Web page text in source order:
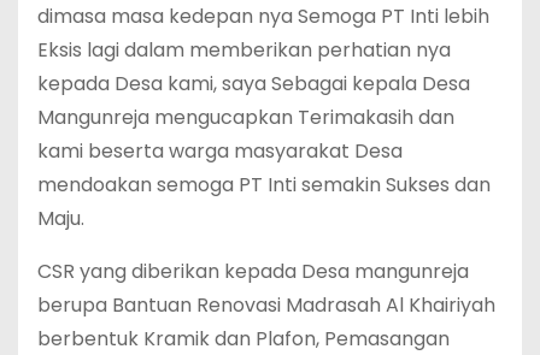
dimasa masa kedepan nya Semoga PT Inti lebih
Eksis lagi dalam memberikan perhatian nya
kepada Desa kami, saya Sebagai kepala Desa
Mangunreja mengucapkan Terimakasih dan
kami beserta warga masyarakat Desa
mendoakan semoga PT Inti semakin Sukses dan
Maju.
CSR yang diberikan kepada Desa mangunreja
berupa Bantuan Renovasi Madrasah Al Khairiyah
berbentuk Kramik dan Plafon, Pemasangan